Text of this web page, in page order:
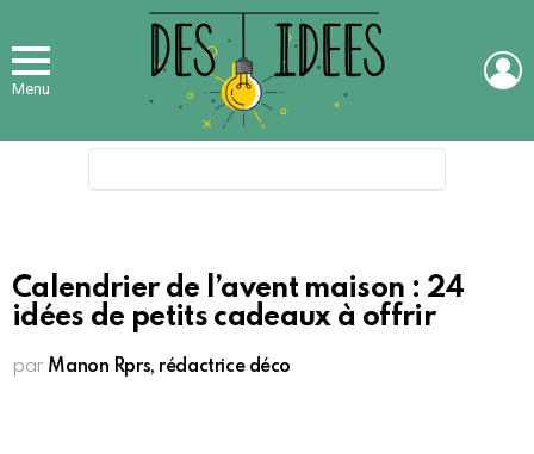
Menu
Calendrier de l’avent maison : 24
idées de petits cadeaux à offrir
par Manon Rprs, rédactrice déco